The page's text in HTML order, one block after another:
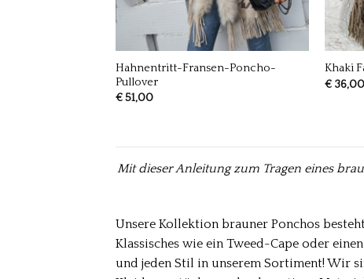
Hahnentritt-Fransen-Poncho-
Pullover
€51,00
Khaki
€ 36,00
Mit dieser Anleitung zum Tragen eines
Unsere Kollektion brauner Ponchos
Klassisches wie ein Tweed-Cape oder
und jeden Stil in unserem Sortiment! Wir